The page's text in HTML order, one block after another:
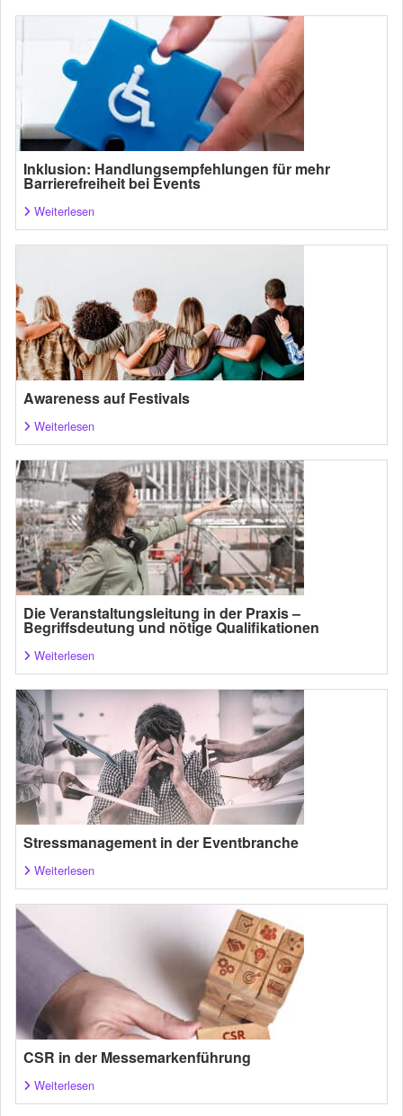
Inklusion: Handlungsempfehlungen für mehr
Barrierefreiheit bei Events
Weiterlesen
Awareness auf Festivals
Weiterlesen
Die Veranstaltungsleitung in der Praxis –
Begriffsdeutung und nötige Qualifikationen
Weiterlesen
Stressmanagement in der Eventbranche
Weiterlesen
CSR in der Messemarkenführung
Weiterlesen